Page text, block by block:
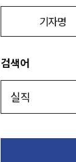
기자명
검색어